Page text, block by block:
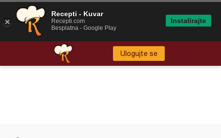
Ulogujte se
Recepti - Kuvar
Recepti.com
Besplatna - Google Play
Instalirajte